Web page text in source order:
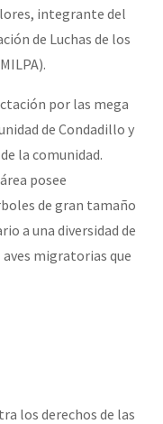
integrante del
de Luchas de los
por las mega
de Condadillo y
la comunidad.
posee
de gran tamaño
a una diversidad de
migratorias que
los derechos de las